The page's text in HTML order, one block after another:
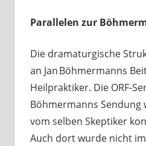
Parallelen zur
Die dramaturgische
an Jan Böhmermanns
Heilpraktiker. Die ORF-
Böhmermanns Sendung
vom selben Skeptiker
Auch dort wurde nicht